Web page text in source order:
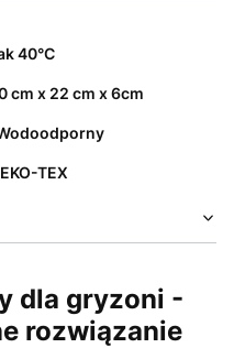
40°C
cm x 22 cm x 6cm
TEX
dla gryzoni -
rozwiązanie